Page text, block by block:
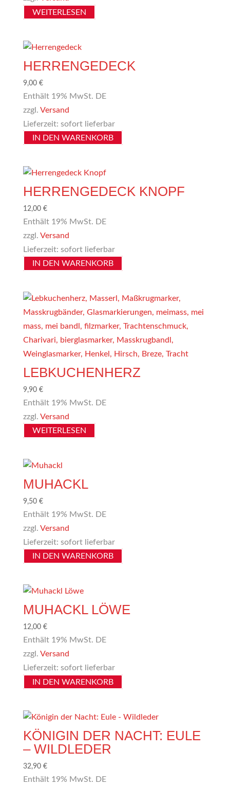
WEITERLESEN
HERRENGEDECK
9,00 €
Enthält 19% MwSt. DE
zzgl. Versand
Lieferzeit: sofort lieferbar
IN DEN WARENKORB
HERRENGEDECK KNOPF
12,00 €
Enthält 19% MwSt. DE
zzgl. Versand
Lieferzeit: sofort lieferbar
IN DEN WARENKORB
LEBKUCHENHERZ
9,90 €
Enthält 19% MwSt. DE
zzgl. Versand
WEITERLESEN
MUHACKL
9,50 €
Enthält 19% MwSt. DE
zzgl. Versand
Lieferzeit: sofort lieferbar
IN DEN WARENKORB
MUHACKL LÖWE
12,00 €
Enthält 19% MwSt. DE
zzgl. Versand
Lieferzeit: sofort lieferbar
IN DEN WARENKORB
KÖNIGIN DER NACHT: EULE
– WILDLEDER
32,90 €
Enthält 19% MwSt. DE